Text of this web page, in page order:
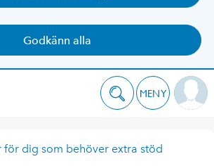
Godkänn alla
MENY
för dig som behöver extra stöd